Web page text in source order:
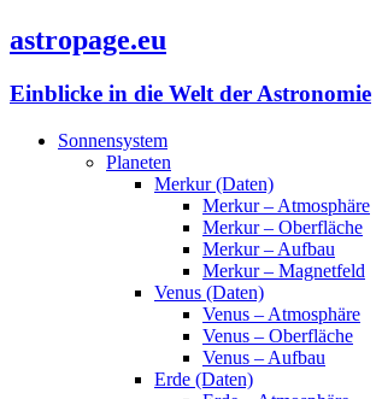
astropage.eu
Einblicke in die Welt der Astronomie
Sonnensystem
Planeten
Merkur (Daten)
Merkur – Atmosphäre
Merkur – Oberfläche
Merkur – Aufbau
Merkur – Magnetfeld
Venus (Daten)
Venus – Atmosphäre
Venus – Oberfläche
Venus – Aufbau
Erde (Daten)